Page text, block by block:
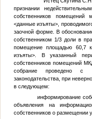
признании
собственников помещений
<данные изъяты> ,
заочной форме. В
собственником 1/3 доли в
помещение площадью 60,7
изъяты>. В указанный
собственников помещений
собрание проведено с
законодательства, при
в следующем:
информирование
объявления на
собственников о размещении